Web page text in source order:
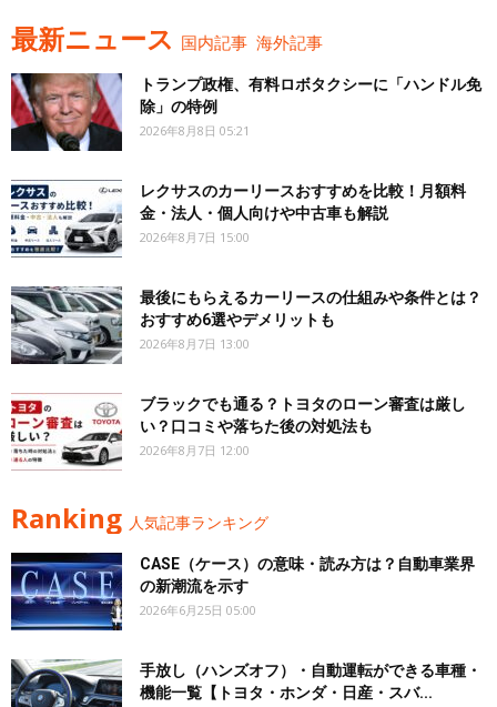
最新ニュース 国内記事 海外記事
トランプ政権、有料ロボタクシーに「ハンドル免
除」の特例
2026年8月8日 05:21
レクサスのカーリースおすすめを比較！月額料
金・法人・個人向けや中古車も解説
2026年8月7日 15:00
最後にもらえるカーリースの仕組みや条件とは？
おすすめ6選やデメリットも
2026年8月7日 13:00
ブラックでも通る？トヨタのローン審査は厳し
い？口コミや落ちた後の対処法も
2026年8月7日 12:00
Ranking 人気記事ランキング
CASE（ケース）の意味・読み方は？自動車業界
の新潮流を示す
2026年6月25日 05:00
手放し（ハンズオフ）・自動運転ができる車種・
機能一覧【トヨタ・ホンダ・日産・スバ...